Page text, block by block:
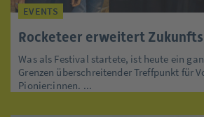
EVENTS
Rocketeer erweitert
Was als Festival startete, ist heute ein
Grenzen überschreitender Treffpunkt für
Pionier:innen. ...